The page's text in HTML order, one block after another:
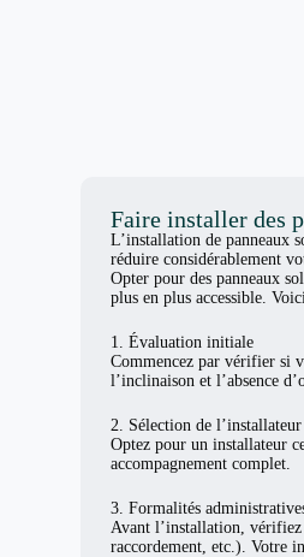
Faire installer des
L’installation de panneaux
réduire considérablement
Opter pour des panneaux
plus en plus accessible.
1. Évaluation initiale
Commencez par vérifier si
l’inclinaison et l’absence
2. Sélection de l’installateur
Optez pour un installateur
accompagnement complet.
3. Formalités
Avant l’installation, vérifiez
raccordement, etc.). Votre